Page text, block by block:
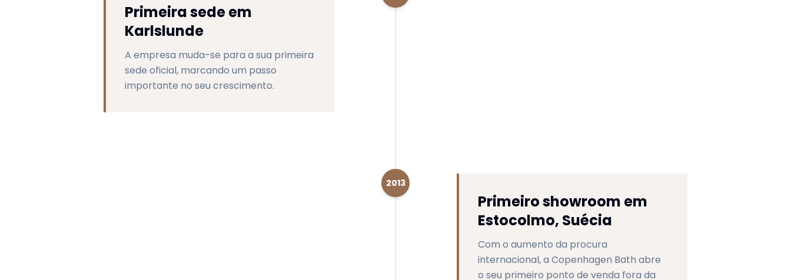
Primeira sede em
Karlslunde
A empresa muda-se para a sua primeira
sede oficial, marcando um passo
importante no seu crescimento.
2013
Primeiro showroom em
Estocolmo, Suécia
Com o aumento da procura
internacional, a Copenhagen Bath abre
o seu primeiro ponto de venda fora da